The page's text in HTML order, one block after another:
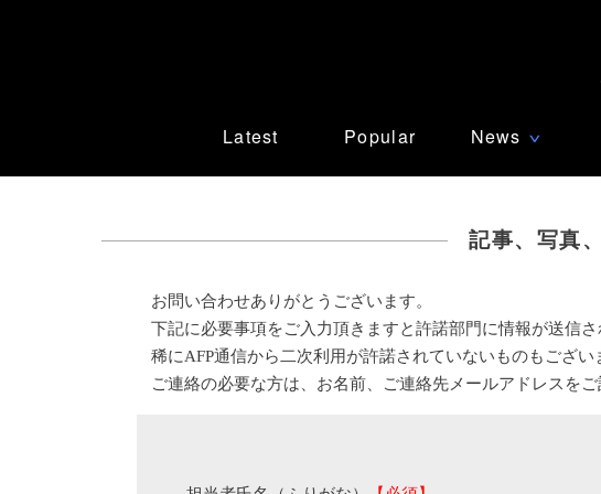
Latest Popular News ∨
記事、写真
お問い合わせありがとうございます。
下記に必要事項をご入力頂きますと許諾部門に情報が送信
稀にAFP通信から二次利用が許諾されていないものもござい
ご連絡の必要な方は、お名前、ご連絡先メールアドレスを